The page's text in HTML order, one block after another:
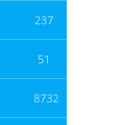
237
51
8732